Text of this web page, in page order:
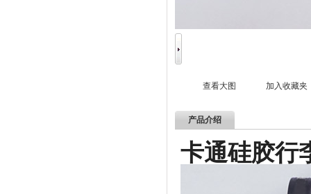
查看大图 加入收藏夹
产品介绍
卡通硅胶行